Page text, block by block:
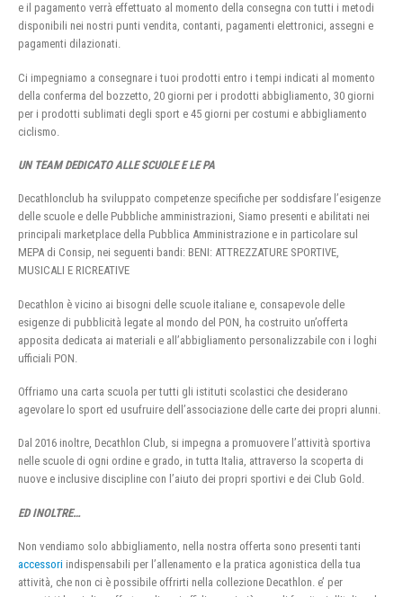
e il pagamento verrà effettuato al momento della consegna con tutti i metodi
disponibili nei nostri punti vendita, contanti, pagamenti elettronici, assegni e
pagamenti dilazionati.
Ci impegniamo a consegnare i tuoi prodotti entro i tempi indicati al momento
della conferma del bozzetto, 20 giorni per i prodotti abbigliamento, 30 giorni
per i prodotti sublimati degli sport e 45 giorni per costumi e abbigliamento
ciclismo.
UN TEAM DEDICATO ALLE SCUOLE E LE PA
Decathlonclub ha sviluppato competenze specifiche per soddisfare l’esigenze
delle scuole e delle Pubbliche amministrazioni, Siamo presenti e abilitati nei
principali marketplace della Pubblica Amministrazione e in particolare sul
MEPA di Consip, nei seguenti bandi: BENI: ATTREZZATURE SPORTIVE,
MUSICALI E RICREATIVE
Decathlon è vicino ai bisogni delle scuole italiane e, consapevole delle
esigenze di pubblicità legate al mondo del PON, ha costruito un’offerta
apposita dedicata ai materiali e all’abbigliamento personalizzabile con i loghi
ufficiali PON.
Offriamo una carta scuola per tutti gli istituti scolastici che desiderano
agevolare lo sport ed usufruire dell’associazione delle carte dei propri alunni.
Dal 2016 inoltre, Decathlon Club, si impegna a promuovere l’attività sportiva
nelle scuole di ogni ordine e grado, in tutta Italia, attraverso la scoperta di
nuove e inclusive discipline con l’aiuto dei propri sportivi e dei Club Gold.
ED INOLTRE…
Non vendiamo solo abbigliamento, nella nostra offerta sono presenti tanti
accessori indispensabili per l’allenamento e la pratica agonistica della tua
attività, che non ci è possibile offrirti nella collezione Decathlon. e’ per